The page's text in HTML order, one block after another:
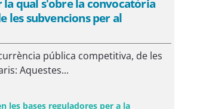
la qual s'obre la convocatòria
les subvencions per al
pública competitiva, de les
Aquestes...
les bases reguladores per a la